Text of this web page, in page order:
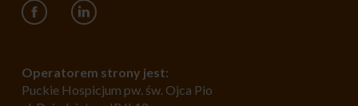
Operatorem strony jest:
Puckie Hospicjum pw. św. Ojca Pio